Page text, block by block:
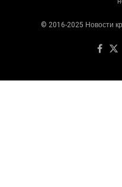
© 2016-2025 Новости